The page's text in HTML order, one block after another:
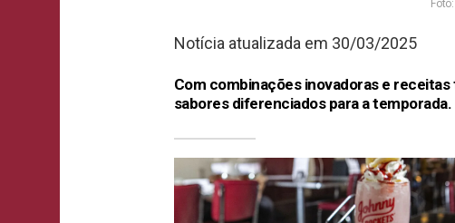
Notícia atualizada em 30/03/2025
Com combinações inovadoras e
sabores diferenciados para a temporada.